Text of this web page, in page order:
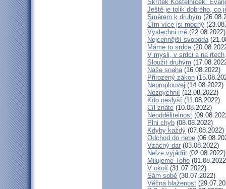
Skřítek Kostelníček:
Ještě je tolik dobrého, co
Směrem k druhým
Čím více jsi mocný
Vyslechni mě (22.08.2022)
Nejcennější svoboda
Máme to srdce
V mysli, v srdci a na rtech
Sloužit druhým
Naše snaha(16.08.2022)
Přirozený zákon
Neproplouvej (14.08.2022)
Nezpychni! (12.08.2022)
Kdo neslyší (11.08.2022)
Cíl znáte (10.08.2022)
Neoddělitelnost
Plni chyb (08.08.2022)
Kdyby každý (07.08.2022)
Odchod do nebe
Vzácný dar (03.08.2022)
Nelze vyjádřit (02.08.2022)
Milujeme Toho
V okolí (31.07.2022)
Sám sobě (30.07.2022)
Věčná blaženost